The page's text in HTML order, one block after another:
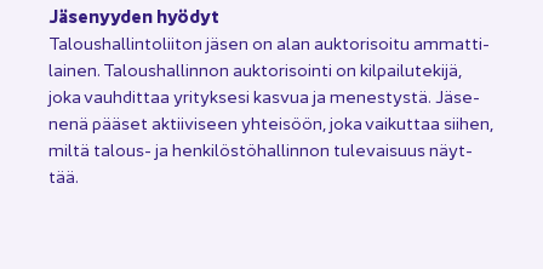
Jä­se­nyy­den hyö­dyt
Ta­lous­hal­lin­to­lii­ton jäsen on alan auk­to­ri­soi­tu am­mat­ti­
lai­nen. Ta­lous­hal­lin­non auk­to­ri­soin­ti on kil­pai­lu­te­ki­jä,
joka vauh­dit­taa yri­tyk­se­si kas­vua ja me­nes­tys­tä. Jä­se­
ne­nä pää­set ak­tii­vi­seen yh­tei­söön, joka vai­kut­taa sii­hen,
miltä talous-​ ja hen­ki­lös­tö­hal­lin­non tu­le­vai­suus näyt­
tää.